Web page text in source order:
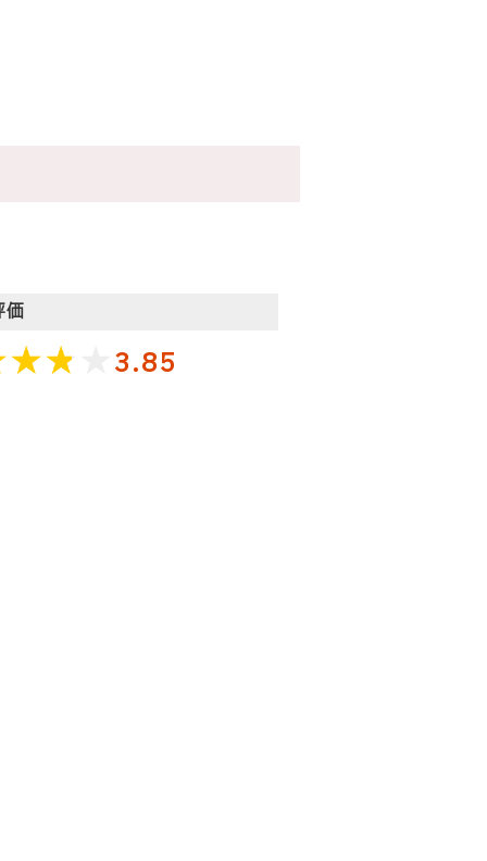
価
3.85